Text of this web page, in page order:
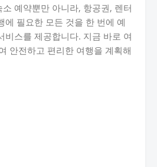
예약뿐만 아니라, 항공권, 렌터
에 필요한 모든 것을 한 번에 예
비스를 제공합니다. 지금 바로 여
안전하고 편리한 여행을 계획해